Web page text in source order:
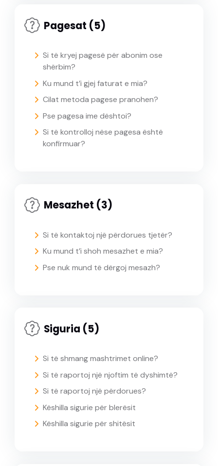
Pagesat (5)
Si të kryej pagesë për abonim ose
shërbim?
Ku mund t’i gjej faturat e mia?
Cilat metoda pagese pranohen?
Pse pagesa ime dështoi?
Si të kontrolloj nëse pagesa është
konfirmuar?
Mesazhet (3)
Si të kontaktoj një përdorues tjetër?
Ku mund t’i shoh mesazhet e mia?
Pse nuk mund të dërgoj mesazh?
Siguria (5)
Si të shmang mashtrimet online?
Si të raportoj një njoftim të dyshimtë?
Si të raportoj një përdorues?
Këshilla sigurie për blerësit
Këshilla sigurie për shitësit